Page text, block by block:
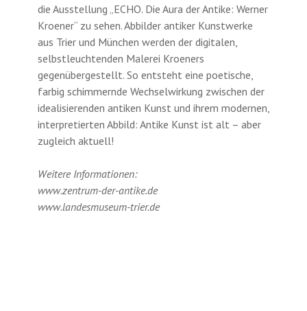
die Ausstellung „ECHO. Die Aura der Antike: Werner
Kroener“ zu sehen. Abbilder antiker Kunstwerke
aus Trier und München werden der digitalen,
selbstleuch­tenden Malerei Kroeners
gegenübergestellt. So entsteht eine poetische,
farbig schimmernde Wechselwirkung zwischen der
idealisierenden antiken Kunst und ihrem modernen,
interpretierten Abbild: Antike Kunst ist alt – aber
zugleich aktuell!
Weitere Informationen:
www.zentrum-der-antike.de
www.landesmuseum-trier.de